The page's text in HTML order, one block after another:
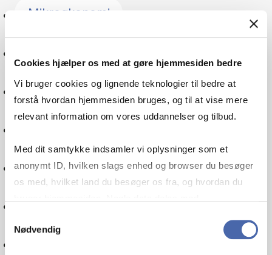
Cookies hjælper os med at gøre hjemmesiden bedre
Vi bruger cookies og lignende teknologier til bedre at
forstå hvordan hjemmesiden bruges, og til at vise mere
relevant information om vores uddannelser og tilbud.
Med dit samtykke indsamler vi oplysninger som et
anonymt ID, hvilken slags enhed og browser du besøger
os med, hvilket land du besøger os fra, og hvordan du
markedsføring. Du bestemmer selv - og kan altid trække
Nødvendig
Mikroøkonomi
Sprog
Digitalisering